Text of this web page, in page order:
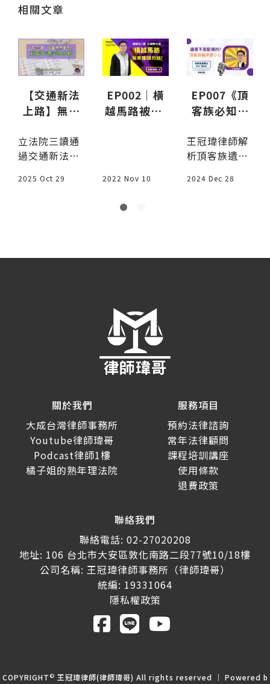
相關文章
【交通新法
上路】無照
萬！累犯加
重處罰、酒
駕致死終身
立法院三讀通
過交通新法，
加倍、累犯重
點與法律後
2025 Oct 29
EP002｜橫
越馬路被撞!
斷?《Podca
樓》
2022 Nov 10
EP007《頂
客族必知，
承全部遺產
嗎？》｜
《警察廣播
王冠瑋律師解
析頂客族遺產
說明配偶繼承
落入外人手
2024 Dec 28
關於我們
大成台灣律師事務所
Youtube律師瑋哥
Podcast律師1樓
橘子姐的熟年理法院
服務項目
預約法律諮詢
常年法律顧問
課程培訓講座
使用條款
退費政策
聯絡我們
聯絡電話: 02-27020208
地址: 106 台北市大安區敦化南路二段77號10/18樓
公司名稱: 王冠瑋律師事務所（律師瑋哥）
統編: 19331064
隱私權政策
COPYRIGHT © 王冠瑋律師(律師瑋哥) All rights reserved ｜ Powered b